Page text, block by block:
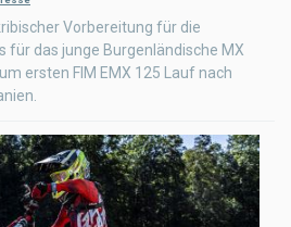
Vorbereitung für die
für das junge Burgenländische MX
ersten FIM EMX 125 Lauf nach